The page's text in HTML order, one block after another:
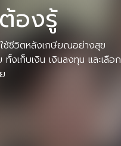
องรู้
ช้ชีวิตหลังเกษียณอย่างสุข
งเก็บเงิน เงินลงทุน และเลือก